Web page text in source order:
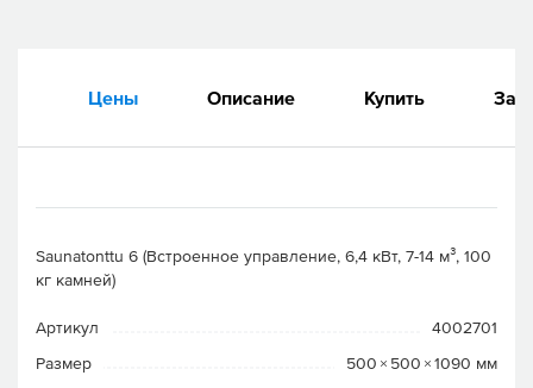
Цены Описание Купить
Saunatonttu 6 (Встроенное управление, 6,4 кВт, 7-14 м³, 100
кг камней)
Артикул
4002701
Размер
500 × 500 × 1090 мм